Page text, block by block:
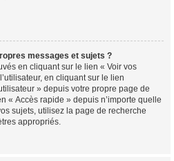
messages et sujets ?
en cliquant sur le lien « Voir vos
en cliquant sur le lien
» depuis votre propre page de
« Accès rapide » depuis n’importe quelle
sujets, utilisez la page de recherche
appropriés.